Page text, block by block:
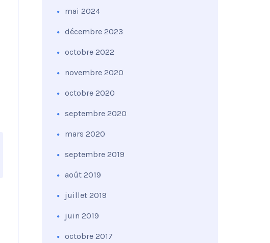
mai 2024
décembre 2023
octobre 2022
novembre 2020
octobre 2020
septembre 2020
mars 2020
septembre 2019
août 2019
juillet 2019
juin 2019
octobre 2017